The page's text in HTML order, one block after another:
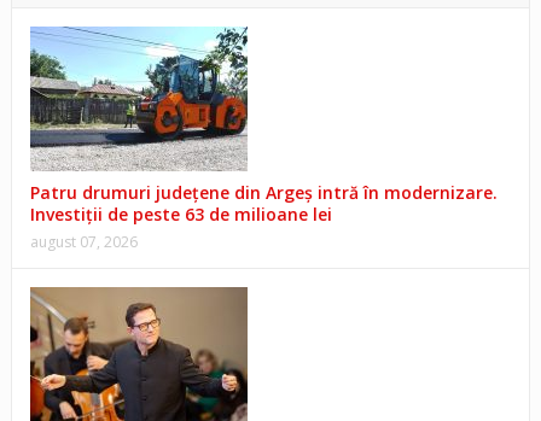
Patru drumuri județene din Argeș intră în modernizare.
Investiții de peste 63 de milioane lei
august 07, 2026